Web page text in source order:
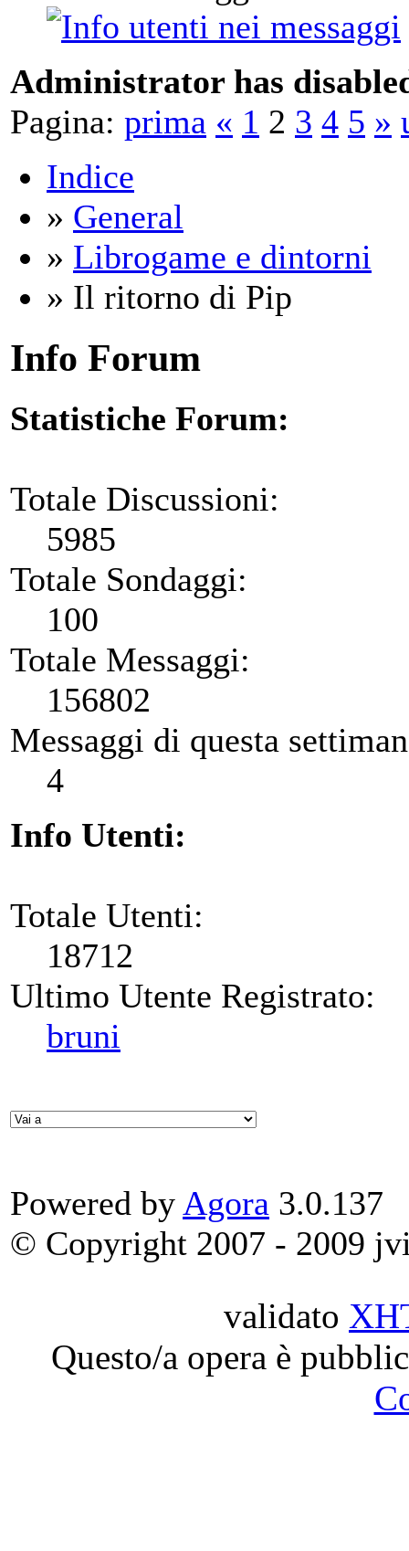
Administrator has
Pagina: prima « 1 2 3 4 5 »
Indice
» General
» Librogame e dintorni
» Il ritorno di Pip
Info Forum
Statistiche Forum:
Totale Discussioni:
5985
Totale Sondaggi:
100
Totale Messaggi:
156802
Messaggi di questa
4
Info Utenti:
Totale Utenti:
18712
Ultimo Utente Registrato:
bruni
Powered by Agora 3.0.137
© Copyright 2007 - 2009
validato
Questo/a opera è